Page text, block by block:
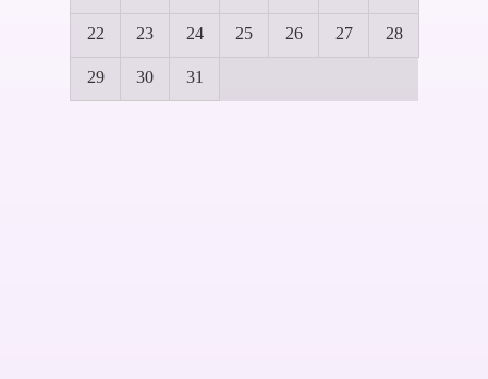
22 23 24 25 26 27 28
29 30 31